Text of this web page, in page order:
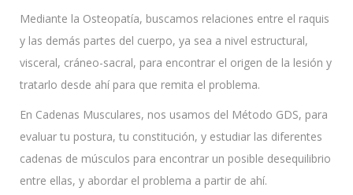
Mediante la Osteopatía, buscamos relaciones entre el raquis
y las demás partes del cuerpo, ya sea a nivel estructural,
visceral, cráneo-sacral, para encontrar el origen de la lesión y
tratarlo desde ahí para que remita el problema.
En Cadenas Musculares, nos usamos del Método GDS, para
evaluar tu postura, tu constitución, y estudiar las diferentes
cadenas de músculos para encontrar un posible desequilibrio
entre ellas, y abordar el problema a partir de ahí.